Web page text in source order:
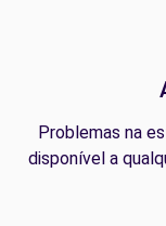
Problemas na
disponível a